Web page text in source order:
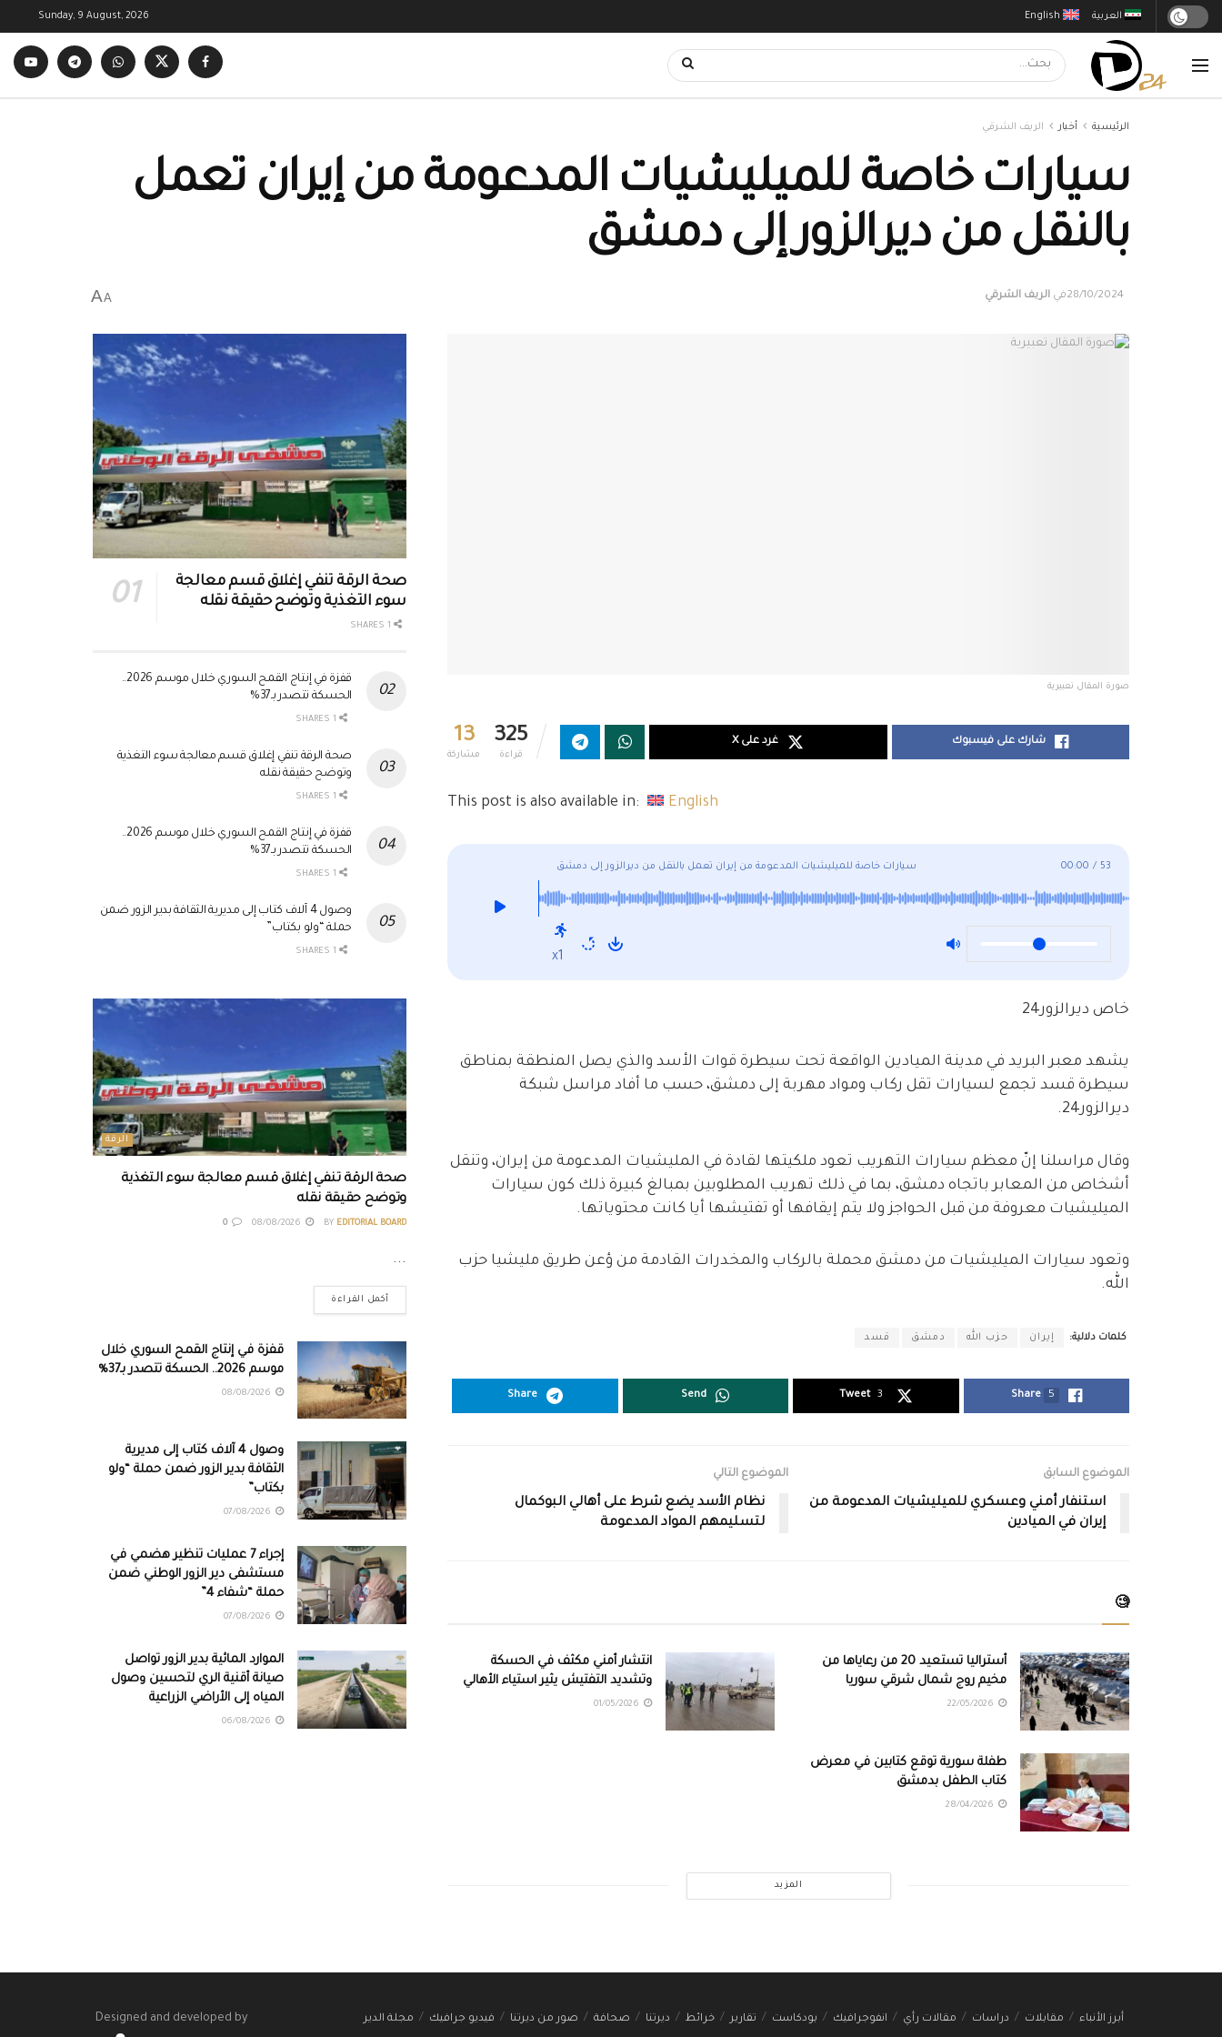
English العربية Sunday, 9 August, 2026
الرئيسية أخبار الريف الشرقي
سيارات خاصة للميليشيات المدعومة من إيران تعمل
بالنقل من ديرالزور إلى دمشق
28/10/2024في الريف الشرقي A
A
صورة المقال تعبيرية
13
مشاركة
325
قراءة
شارك على فيسبوك غرد على X
This post is also available in: English
سيارات خاصة للميليشيات المدعومة من إيران تعمل بالنقل من ديرالزور إلى دمشق 00:00 / 53
x1
خاص ديرالزور24
يشهد معبر البريد في مدينة الميادين الواقعة تحت سيطرة قوات الأسد والذي يصل المنطقة بمناطق
سيطرة قسد تجمع لسيارات تقل ركاب ومواد مهربة إلى دمشق، حسب ما أفاد مراسل شبكة
ديرالزور24.
وقال مراسلنا إنّ معظم سيارات التهريب تعود ملكيتها لقادة في المليشيات المدعومة من إيران، وتنقل
أشخاص من المعابر باتجاه دمشق، بما في ذلك تهريب المطلوبين بمبالغ كبيرة ذلك كون سيارات
الميليشيات معروفة من قبل الحواجز ولا يتم إيقافها أو تفتيشها أيا كانت محتوياتها.
وتعود سيارات الميليشيات من دمشق محملة بالركاب والمخدرات القادمة من ؤعن طريق مليشيا حزب
الله.
كلمات دلالية: إيران حزب الله دمشق قسد
Share 5
Tweet 3
Send
Share
الموضوع السابق
استنفار أمني وعسكري للميليشيات المدعومة من
إيران في الميادين
الموضوع التالي
نظام الأسد يضع شرط على أهالي البوكمال
لتسليمهم المواد المدعومة
🧐
أستراليا تستعيد 20 من رعاياها من
مخيم روج شمال شرقي سوريا
انتشار أمني مكثف في الحسكة
وتشديد التفتيش يثير استياء الأهالي
طفلة سورية توقع كتابين في معرض
كتاب الطفل بدمشق
المزيد
صحة الرقة تنفي إغلاق قسم معالجة
سوء التغذية وتوضح حقيقة نقله
قفزة في إنتاج القمح السوري خلال موسم 2026..
الحسكة تتصدر بـ37%
صحة الرقة تنفي إغلاق قسم معالجة سوء التغذية
وتوضح حقيقة نقله
قفزة في إنتاج القمح السوري خلال موسم 2026..
الحسكة تتصدر بـ37%
وصول 4 آلاف كتاب إلى مديرية الثقافة بدير الزور ضمن
حملة “ولو بكتاب”
الرقة
صحة الرقة تنفي إغلاق قسم معالجة سوء التغذية
وتوضح حقيقة نقله
BY EDITORIAL BOARD
0
...
أكمل القراءة
قفزة في إنتاج القمح السوري خلال
موسم 2026.. الحسكة تتصدر بـ37%
وصول 4 آلاف كتاب إلى مديرية
الثقافة بدير الزور ضمن حملة “ولو
بكتاب”
إجراء 7 عمليات تنظير هضمي في
مستشفى دير الزور الوطني ضمن
حملة “شفاء 4”
الموارد المائية بدير الزور تواصل
صيانة أقنية الري لتحسين وصول
المياه إلى الأراضي الزراعية
أبرز الأنباء مقابلات دراسات مقالات رأي انفوجرافيك بودكاست تقارير خرائط ديرتنا صحافة صور من ديرتنا فيديو جرافيك مجلة الدير Designed and developed by